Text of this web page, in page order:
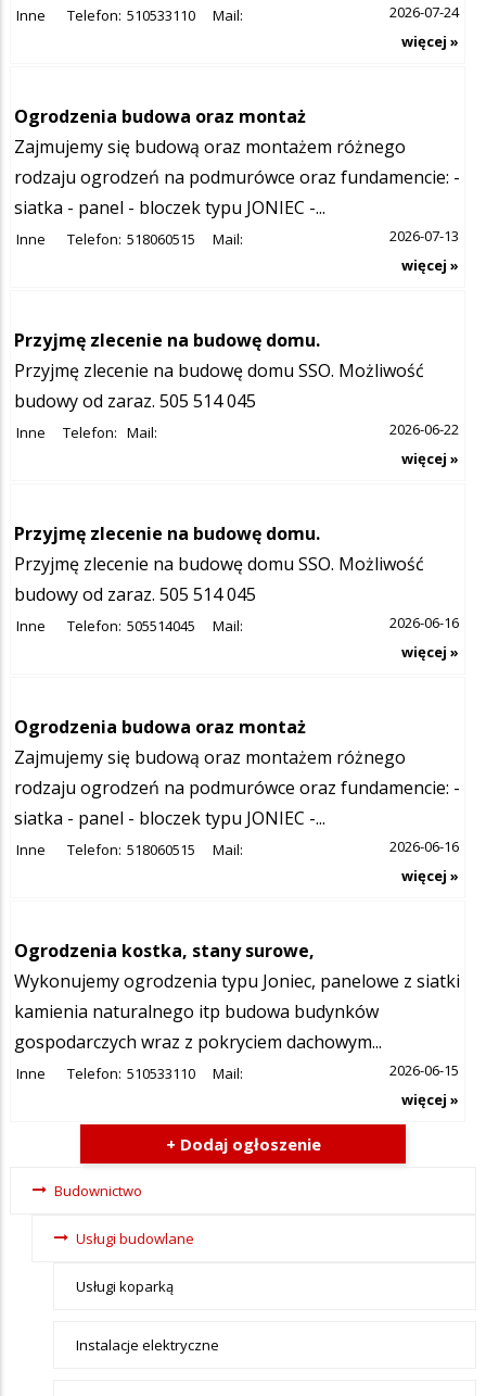
Inne Telefon: 510533110 Mail:
2026-07-24
więcej »
Ogrodzenia budowa oraz montaż
Zajmujemy się budową oraz montażem różnego
rodzaju ogrodzeń na podmurówce oraz fundamencie: -
siatka - panel - bloczek typu JONIEC -...
Inne Telefon: 518060515 Mail:
2026-07-13
więcej »
Przyjmę zlecenie na budowę domu.
Przyjmę zlecenie na budowę domu SSO. Możliwość
budowy od zaraz. 505 514 045
Inne Telefon: Mail:
2026-06-22
więcej »
Przyjmę zlecenie na budowę domu.
Przyjmę zlecenie na budowę domu SSO. Możliwość
budowy od zaraz. 505 514 045
Inne Telefon: 505514045 Mail:
2026-06-16
więcej »
Ogrodzenia budowa oraz montaż
Zajmujemy się budową oraz montażem różnego
rodzaju ogrodzeń na podmurówce oraz fundamencie: -
siatka - panel - bloczek typu JONIEC -...
Inne Telefon: 518060515 Mail:
2026-06-16
więcej »
Ogrodzenia kostka, stany surowe,
Wykonujemy ogrodzenia typu Joniec, panelowe z siatki
kamienia naturalnego itp budowa budynków
gospodarczych wraz z pokryciem dachowym...
Inne Telefon: 510533110 Mail:
2026-06-15
więcej »
+ Dodaj ogłoszenie
Ogłoszenia -
Budownictwo
Budownictwo
Usługi budowlane
Usługi koparką
Instalacje elektryczne